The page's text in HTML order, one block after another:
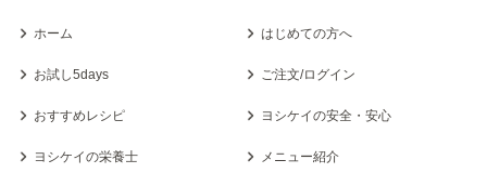
ホーム はじめての方へ
お試し5days ご注文/ログイン
おすすめレシピ ヨシケイの安全・安心
ヨシケイの栄養士 メニュー紹介